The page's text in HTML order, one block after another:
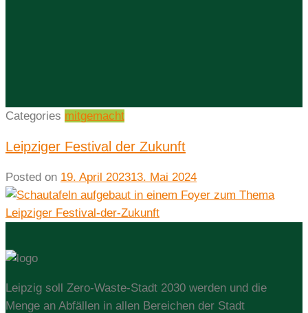
Categories mitgemacht
Leipziger Festival der Zukunft
Posted on 19. April 202313. Mai 2024
Leipzig soll Zero-Waste-Stadt 2030 werden und die
Menge an Abfällen in allen Bereichen der Stadt